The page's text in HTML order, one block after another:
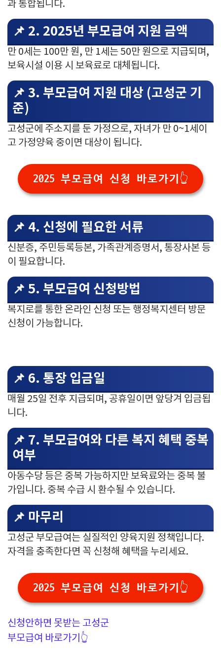
과 통합됩니다.
📌 2. 2025년 부모급여 지원 금액
만 0세는 100만 원, 만 1세는 50만 원으로 지급되며,
보육시설 이용 시 보육료로 대체됩니다.
📌 3. 부모급여 지원 대상 (고성군 기
준)
고성군에 주소지를 둔 가정으로, 자녀가 만 0~1세이
고 가정양육 중이면 대상이 됩니다.
2025 부모급여 신청 바로가기👆
📌 4. 신청에 필요한 서류
신분증, 주민등록등본, 가족관계증명서, 통장사본 등
이 필요합니다.
📌 5. 부모급여 신청방법
복지로를 통한 온라인 신청 또는 행정복지센터 방문
신청이 가능합니다.
📌 6. 통장 입금일
매월 25일 전후 지급되며, 공휴일이면 앞당겨 입금됩
니다.
📌 7. 부모급여와 다른 복지 혜택 중복
여부
아동수당 등은 중복 가능하지만 보육료와는 중복 불
가입니다. 중복 수급 시 환수될 수 있습니다.
📌 마무리
고성군 부모급여는 실질적인 양육지원 정책입니다.
자격을 충족한다면 꼭 신청해 혜택을 누리세요.
2025 부모급여 신청 바로가기👆
신청안하면 못받는 고성군
부모급여 바로가기👆️